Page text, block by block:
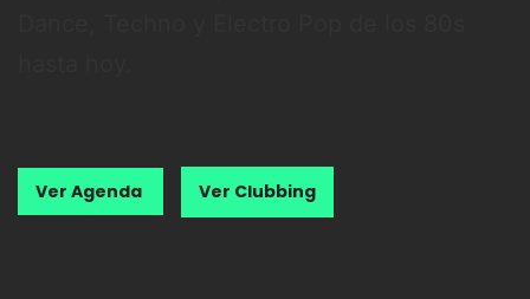
Ver Agenda Ver Clubbing